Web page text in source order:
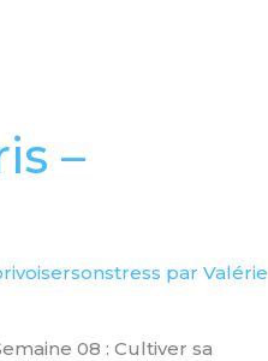
–
par Valérie
08 : Cultiver sa